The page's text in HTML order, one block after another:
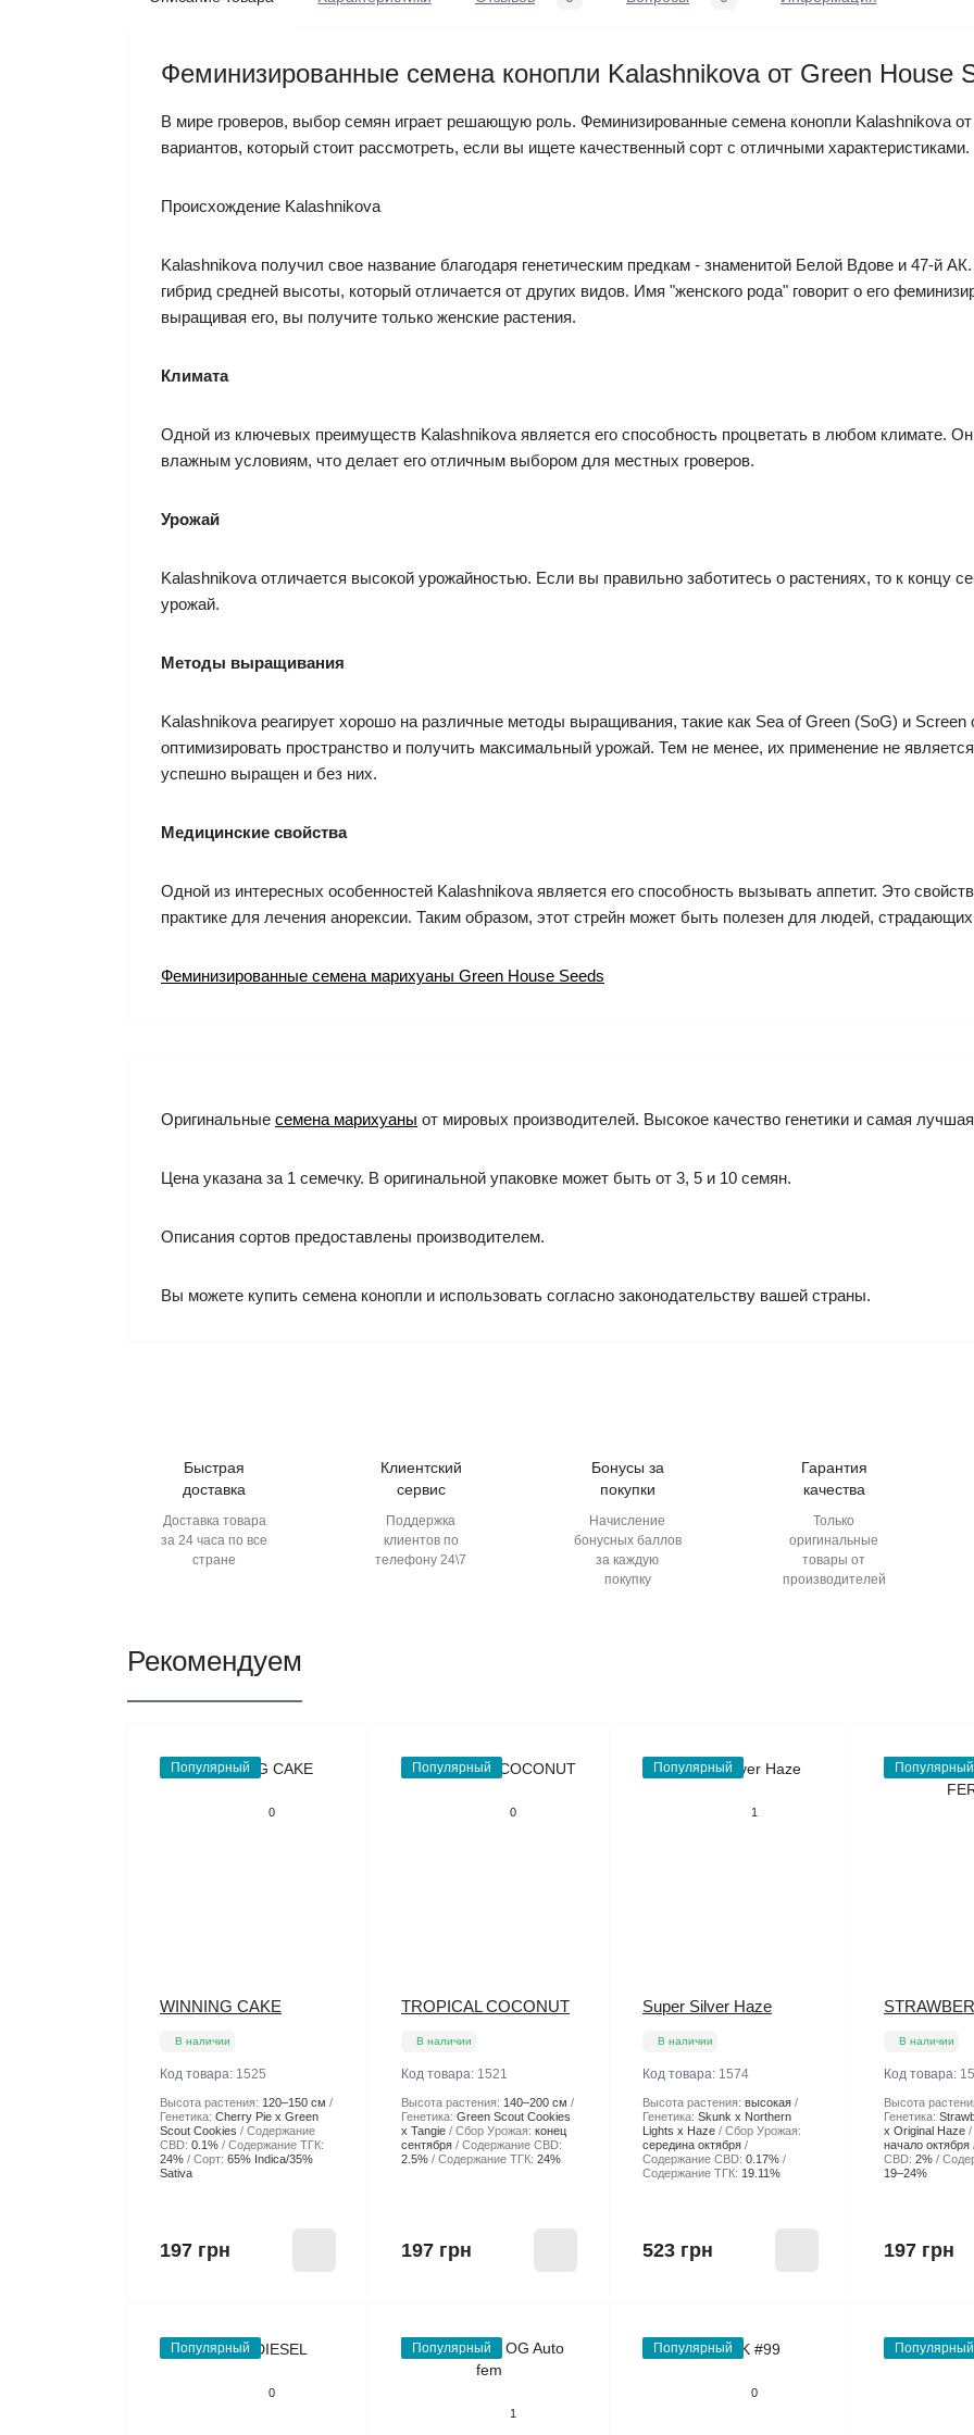
Феминизированные семена конопли Kalashnikova от Green House
В мире гроверов, выбор семян играет решающую роль. Феминизированные семена конопли Kalashnikova
вариантов, который стоит рассмотреть, если вы ищете качественный сорт с отличными характеристиками.
Происхождение Kalashnikova
Kalashnikova получил свое название благодаря генетическим предкам - знаменитой Белой Вдове и 47-й
гибрид средней высоты, который отличается от других видов. Имя "женского рода" говорит о его
выращивая его, вы получите только женские растения.
Климата
Одной из ключевых преимуществ Kalashnikova является его способность процветать в любом климате. Он
влажным условиям, что делает его отличным выбором для местных гроверов.
Урожай
Kalashnikova отличается высокой урожайностью. Если вы правильно заботитесь о растениях, то к концу
урожай.
Методы выращивания
Kalashnikova реагирует хорошо на различные методы выращивания, такие как Sea of Green (SoG) и
оптимизировать пространство и получить максимальный урожай. Тем не менее, их применение не
успешно выращен и без них.
Медицинские свойства
Одной из интересных особенностей Kalashnikova является его способность вызывать аппетит. Это
практике для лечения анорексии. Таким образом, этот стрейн может быть полезен для людей, страдающих
Феминизированные семена марихуаны Green House Seeds
Оригинальные семена марихуаны от мировых производителей. Высокое качество генетики и самая
Цена указана за 1 семечку. В оригинальной упаковке может быть от 3, 5 и 10 семян.
Описания сортов предоставлены производителем.
Вы можете купить семена конопли и использовать согласно законодательству вашей страны.
Быстрая
доставка
Доставка товара
за 24 часа по все
стране
Клиентский
сервис
Поддержка
клиентов по
телефону 24\7
Бонусы за
покупки
Начисление
бонусных баллов
за каждую
покупку
Гарантия
качества
Только
оригинальные
товары от
производителей
Рекомендуем
Популярный
0
WINNING CAKE
В наличии
Код товара: 1525
Высота растения: 120–150 см
Генетика: Cherry Pie x Green
Scout Cookies
Содержание
CBD: 0.1%
Содержание ТГК:
24%
Сорт: 65% Indica/35%
Sativa
197 грн
Популярный
0
TROPICAL COCONUT
В наличии
Код товара: 1521
Высота растения: 140–200 см
Генетика: Green Scout Cookies
x Tangie
Сбор Урожая: конец
сентября
Содержание CBD:
2.5%
Содержание ТГК: 24%
197 грн
Популярный
1
Super Silver Haze
В наличии
Код товара: 1574
Высота растения: высокая
Генетика: Skunk x Northern
Lights x Haze
Сбор Урожая:
середина октября
Содержание CBD: 0.17%
Содержание ТГК: 19.11%
523 грн
Популярный
В наличии
Код товара:
Высота
Генетика:
x Original Haze
начало октября
CBD: 2%
19–24%
197 грн
Популярный
0
Популярный
1
Популярный
0
Популярный